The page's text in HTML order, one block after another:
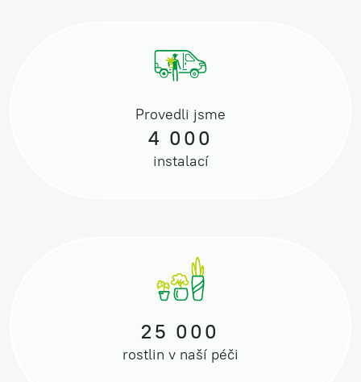
Provedli jsme
4 000
instalací
25 000
rostlin v naší péči